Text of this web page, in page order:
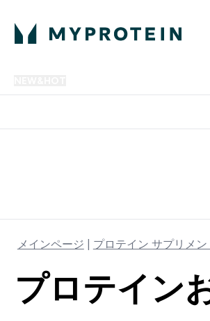
メインページ プロテイン サプリメン
プロテイン